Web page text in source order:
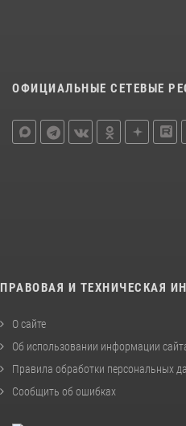
ОФИЦИАЛЬНЫЕ СЕТЕВЫЕ
ПРАВОВАЯ И ТЕХНИЧЕСКАЯ
О сайте
Об использовании информации
Правила обработки персональных
Сообщить об ошибках